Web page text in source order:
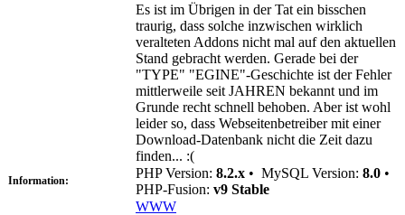
Es ist im Übrigen in der Tat ein bisschen
traurig, dass solche inzwischen wirklich
veralteten Addons nicht mal auf den aktuellen
Stand gebracht werden. Gerade bei der
"TYPE" "EGINE"-Geschichte ist der Fehler
mittlerweile seit JAHREN bekannt und im
Grunde recht schnell behoben. Aber ist wohl
leider so, dass Webseitenbetreiber mit einer
Download-Datenbank nicht die Zeit dazu
finden... :(
Information: PHP Version: 8.2.x • MySQL Version: 8.0 •
PHP-Fusion: v9 Stable
WWW